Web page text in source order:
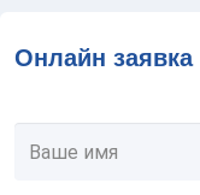
Онлайн заявка